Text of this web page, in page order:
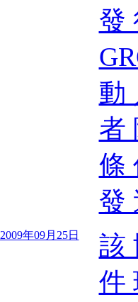
發
動
者
條
發
2009年09月25日
該
件